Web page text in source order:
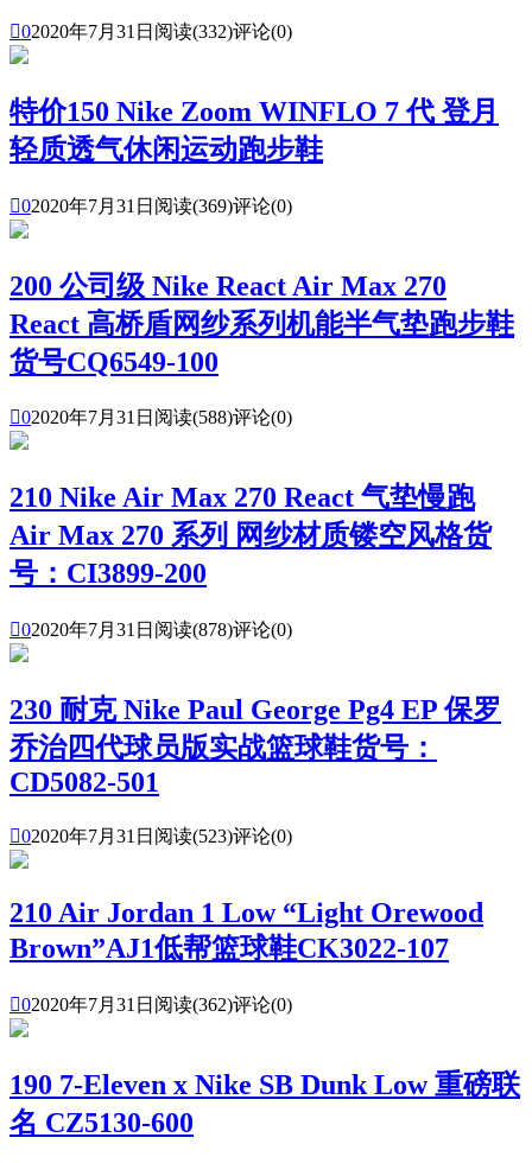
02020年7月31日 阅读(332)评论(0)
特价150 Nike Zoom WINFLO 7 代 登月
轻质透气休闲运动跑步鞋
02020年7月31日 阅读(369)评论(0)
200 公司级 Nike React Air Max 270
React 高桥盾网纱系列机能半气垫跑步鞋
货号CQ6549-100
02020年7月31日 阅读(588)评论(0)
210 Nike Air Max 270 React 气垫慢跑
Air Max 270 系列 网纱材质镂空风格货
号：CI3899-200
02020年7月31日 阅读(878)评论(0)
230 耐克 Nike Paul George Pg4 EP 保罗
乔治四代球员版实战篮球鞋货号：
CD5082-501
02020年7月31日 阅读(523)评论(0)
210 Air Jordan 1 Low “Light Orewood
Brown”AJ1低帮篮球鞋CK3022-107
02020年7月31日 阅读(362)评论(0)
190 7-Eleven x Nike SB Dunk Low 重磅联
名 CZ5130-600